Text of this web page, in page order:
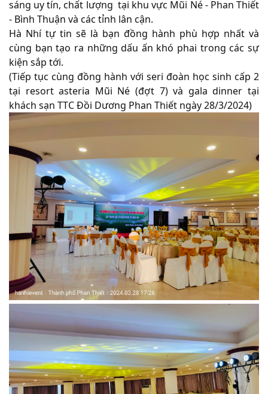
sáng uy tín, chất lượng tại khu vực Mũi Né - Phan Thiết
- Bình Thuận và các tỉnh lân cận.
Hà Nhí tự tin sẽ là bạn đồng hành phù hợp nhất và
cùng bạn tạo ra những dấu ấn khó phai trong các sự
kiện sắp tới.
(Tiếp tục cùng đồng hành với seri đoàn học sinh cấp 2
tại resort asteria Mũi Né (đợt 7) và gala dinner tại
khách sạn TTC Đồi Dương Phan Thiết ngày 28/3/2024)